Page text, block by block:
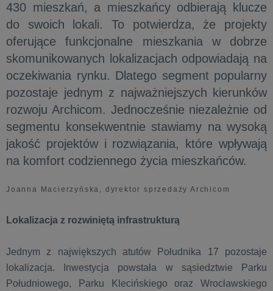
430 mieszkań, a mieszkańcy odbierają klucze
do swoich lokali. To potwierdza, że projekty
oferujące funkcjonalne mieszkania w dobrze
skomunikowanych lokalizacjach odpowiadają na
oczekiwania rynku. Dlatego segment popularny
pozostaje jednym z najważniejszych kierunków
rozwoju Archicom. Jednocześnie niezależnie od
segmentu konsekwentnie stawiamy na wysoką
jakość projektów i rozwiązania, które wpływają
na komfort codziennego życia mieszkańców.
Joanna Macierzyńska, dyrektor sprzedaży Archicom
Lokalizacja z rozwiniętą infrastrukturą
Jednym z największych atutów Południka 17 pozostaje
lokalizacja. Inwestycja powstała w sąsiedztwie Parku
Południowego, Parku Klecińskiego oraz Wrocławskiego